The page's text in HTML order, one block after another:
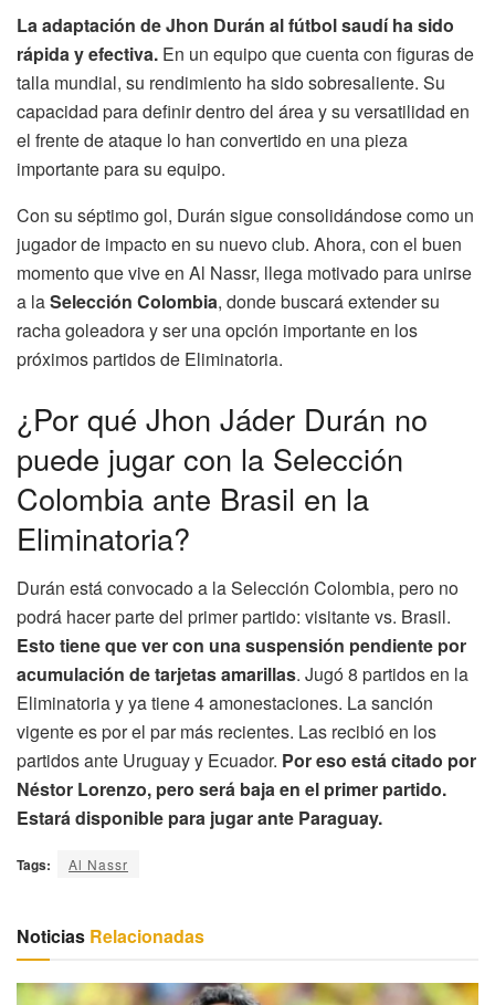
La adaptación de Jhon Durán al fútbol saudí ha sido
rápida y efectiva. En un equipo que cuenta con figuras de
talla mundial, su rendimiento ha sido sobresaliente. Su
capacidad para definir dentro del área y su versatilidad en
el frente de ataque lo han convertido en una pieza
importante para su equipo.
Con su séptimo gol, Durán sigue consolidándose como un
jugador de impacto en su nuevo club. Ahora, con el buen
momento que vive en Al Nassr, llega motivado para unirse
a laSelección Colombia, donde buscará extender su
racha goleadora y ser una opción importante en los
próximos partidos de Eliminatoria.
¿Por qué Jhon Jáder Durán no
puede jugar con la Selección
Colombia ante Brasil en la
Eliminatoria?
Durán está convocado a la Selección Colombia, pero no
podrá hacer parte del primer partido: visitante vs. Brasil.
Esto tiene que ver con una suspensión pendiente por
acumulación de tarjetas amarillas. Jugó 8 partidos en la
Eliminatoria y ya tiene 4 amonestaciones. La sanción
vigente es por el par más recientes. Las recibió en los
partidos ante Uruguay y Ecuador. Por eso está citado por
Néstor Lorenzo, pero será baja en el primer partido.
Estará disponible para jugar ante Paraguay.
Tags: Al Nassr
Noticias Relacionadas